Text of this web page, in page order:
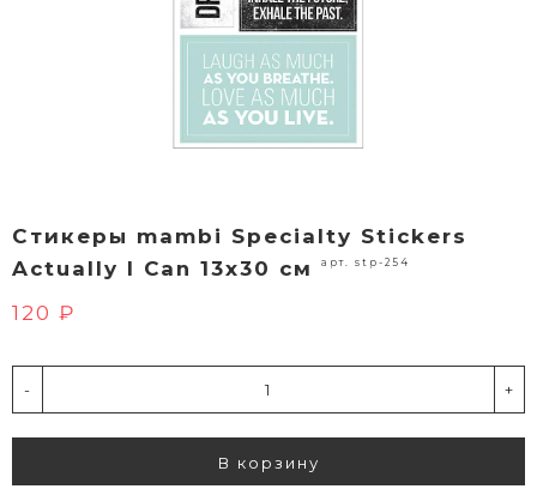
Стикеры mambi Specialty Stickers
Actually I Can 13х30 см
арт. stp-254
120 ₽
- +
В корзину